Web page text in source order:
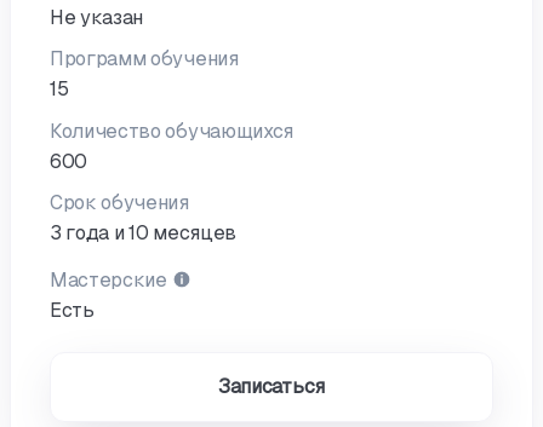
Не указан
Программ обучения
15
Количество обучающихся
600
Срок обучения
3 года и 10 месяцев
Мастерские
Есть
Записаться